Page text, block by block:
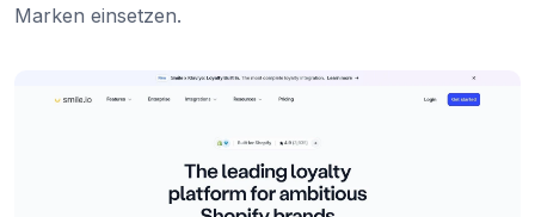
Marken einsetzen.